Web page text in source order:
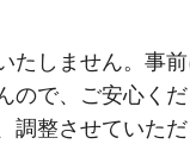
たしません。事
ので、ご安心く
調整させていただ